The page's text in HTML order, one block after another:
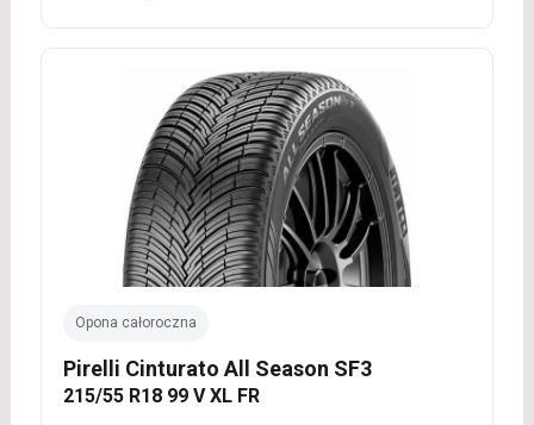
Opona całoroczna
Pirelli Cinturato All Season SF3
215/55 R18 99 V XL FR